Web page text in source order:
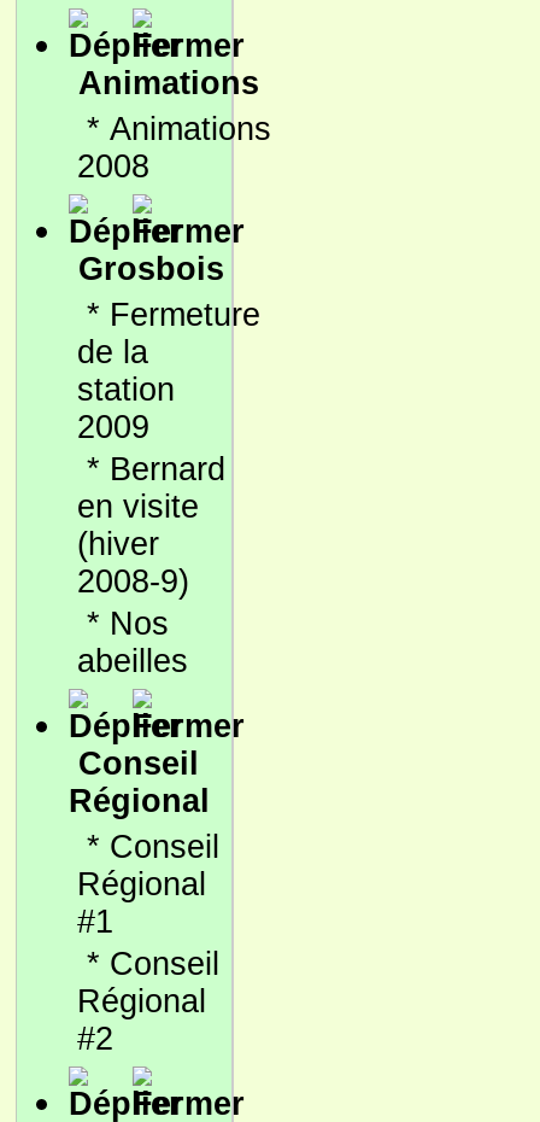
Animations
* Animations
2008
Grosbois
* Fermeture
de la
station
2009
* Bernard
en visite
(hiver
2008-9)
* Nos
abeilles
Conseil
Régional
* Conseil
Régional
#1
* Conseil
Régional
#2